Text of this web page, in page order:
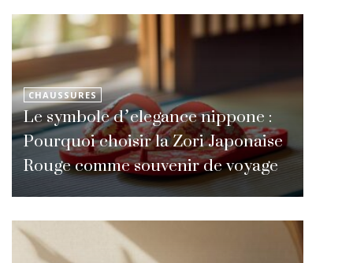
CHAUSSURES
Le symbole d’elegance nippone :
Pourquoi choisir la Zori Japonaise
Rouge comme souvenir de voyage